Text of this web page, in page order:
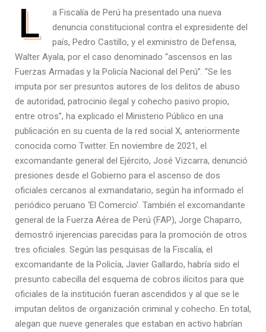
L
a Fiscalía de Perú ha presentado una nueva
denuncia constitucional contra el expresidente del
país, Pedro Castillo, y el exministro de Defensa,
Walter Ayala, por el caso denominado “ascensos en las
Fuerzas Armadas y la Policía Nacional del Perú”. “Se les
imputa por ser presuntos autores de los delitos de abuso
de autoridad, patrocinio ilegal y cohecho pasivo propio,
entre otros”, ha explicado el Ministerio Público en una
publicación en su cuenta de la red social X, anteriormente
conocida como Twitter. En noviembre de 2021, el
excomandante general del Ejército, José Vizcarra, denunció
presiones desde el Gobierno para el ascenso de dos
oficiales cercanos al exmandatario, según ha informado el
periódico peruano ‘El Comercio’. También el excomandante
general de la Fuerza Aérea de Perú (FAP), Jorge Chaparro,
demostró injerencias parecidas para la promoción de otros
tres oficiales. Según las pesquisas de la Fiscalía, el
excomandante de la Policía, Javier Gallardo, habría sido el
presunto cabecilla del esquema de cobros ilícitos para que
oficiales de la institución fueran ascendidos y al que se le
imputan delitos de organización criminal y cohecho. En total,
alegan que nueve generales que estaban en activo habrían